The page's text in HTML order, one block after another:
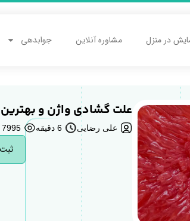
در منزل مشاوره آنلاین جوابدهی
علت گشادی واژن و
علی رضایی 6 دقیقه 7995 بازدید